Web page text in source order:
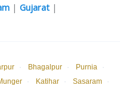
| Gujarat |
· Bhagalpur · Purnia
·
· Katihar · Sasaram
·